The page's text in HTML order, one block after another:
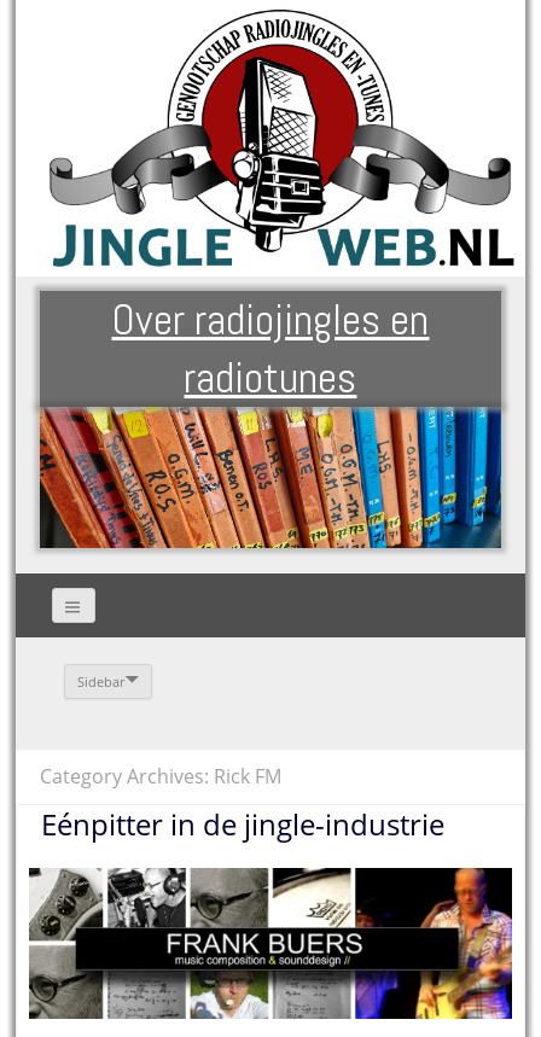
Over radiojingles en
radiotunes
Sidebar
Category Archives: Rick FM
Eénpitter in de jingle-industrie